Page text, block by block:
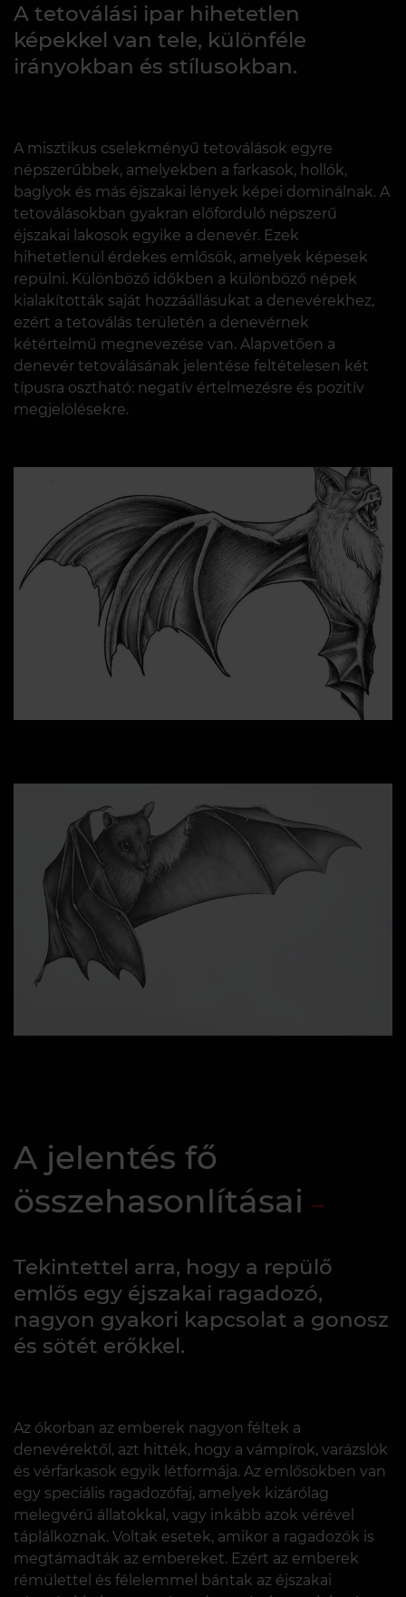
A tetoválási ipar hihetetlen
képekkel van tele, különféle
irányokban és stílusokban.
A misztikus cselekményű tetoválások egyre
népszerűbbek, amelyekben a farkasok, hollók,
baglyok és más éjszakai lények képei dominálnak. A
tetoválásokban gyakran előforduló népszerű
éjszakai lakosok egyike a denevér. Ezek
hihetetlenül érdekes emlősök, amelyek képesek
repülni. Különböző időkben a különböző népek
kialakították saját hozzáállásukat a denevérekhez,
ezért a tetoválás területén a denevérnek
kétértelmű megnevezése van. Alapvetően a
denevér tetoválásának jelentése feltételesen két
típusra osztható: negatív értelmezésre és pozitív
megjelölésekre.
A jelentés fő
összehasonlításai
Tekintettel arra, hogy a repülő
emlős egy éjszakai ragadozó,
nagyon gyakori kapcsolat a gonosz
és sötét erőkkel.
Az ókorban az emberek nagyon féltek a
denevérektől, azt hitték, hogy a vámpírok, varázslók
és vérfarkasok egyik létformája. Az emlősökben van
egy speciális ragadozófaj, amelyek kizárólag
melegvérű állatokkal, vagy inkább azok vérével
táplálkoznak. Voltak esetek, amikor a ragadozók is
megtámadták az embereket. Ezért az emberek
rémülettel és félelemmel bántak az éjszakai